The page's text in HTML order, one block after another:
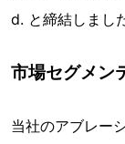
d. と締結しまし
市場セグメン
当社のアブレー